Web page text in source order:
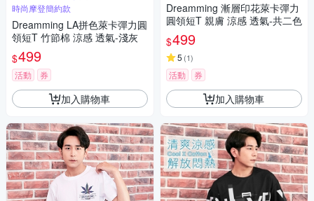
時尚摩登簡約款
Dreamming LA拼色萊卡彈力圓
領短T 竹節棉 涼感 透氣-淺灰
$499
活動 券
加入購物車
Dreamming 漸層印花萊卡彈力
圓領短T 親膚 涼感 透氣-共二色
$499
5 (1)
活動 券
加入購物車